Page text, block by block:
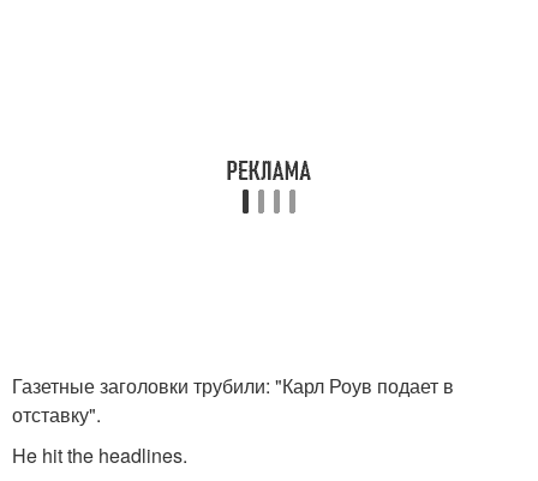
Газетные заголовки трубили: "Карл Роув подает в
отставку".
He hit the headlines.